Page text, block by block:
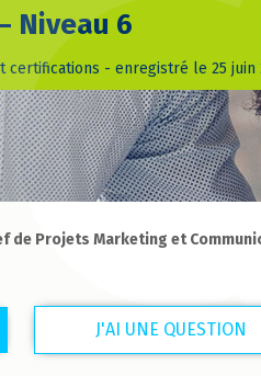
Niveau 6
certifications - enregistré le 25
de Projets Marketing et
J'AI UNE QUESTION